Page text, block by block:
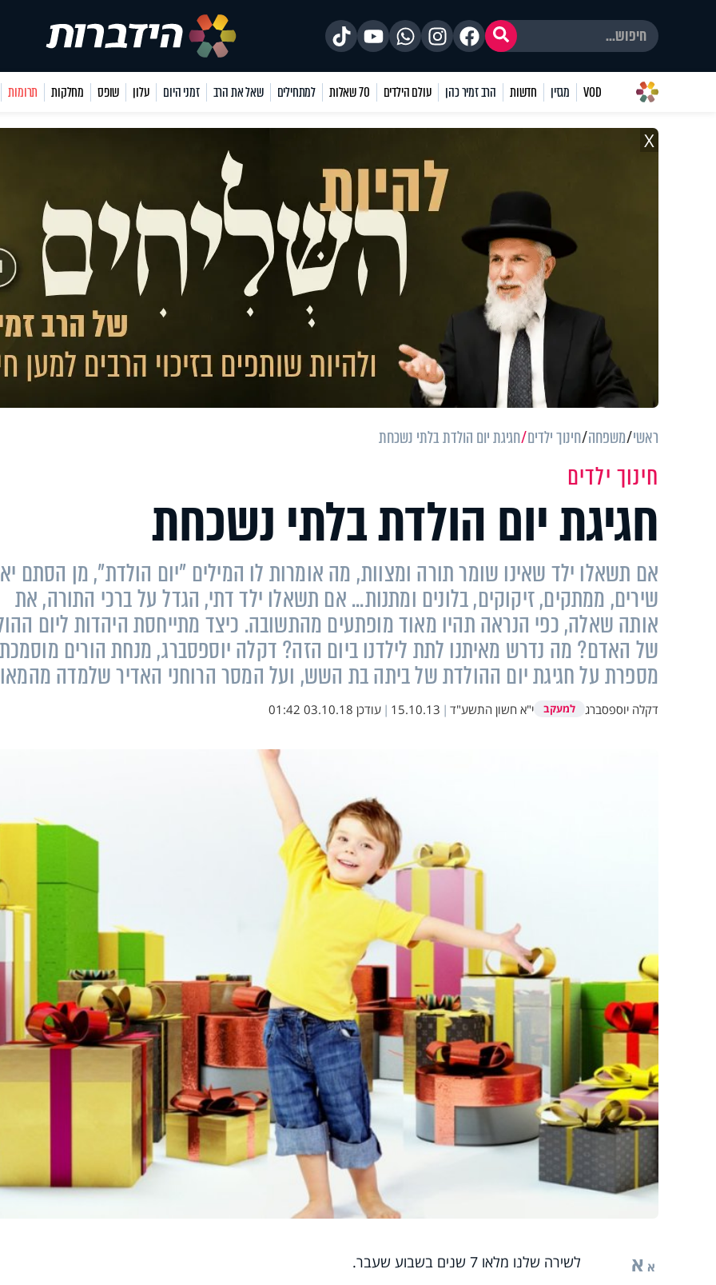
VOD מגזין חדשות הרב זמיר כהן עולם הילדים 70 שאלות למתחילים שאל את הרב זמני היום עלון שופס מחלקות תרומות
X
ראשי משפחה חינוך ילדים חגיגת יום הולדת בלתי נשכחת
חינוך ילדים
חגיגת יום הולדת בלתי נשכחת
אם תשאלו ילד שאינו שומר תורה ומצוות, מה אומרות לו המילים "יום הולדת", מן הסתם
שירים, ממתקים, זיקוקים, בלונים ומתנות... אם תשאלו ילד דתי, הגדל על ברכי התורה, את
אותה שאלה, כפי הנראה תהיו מאוד מופתעים מהתשובה. כיצד מתייחסת היהדות ליום
של האדם? מה נדרש מאיתנו לתת לילדנו ביום הזה? דקלה יוספסברג, מנחת הורים
מספרת על חגיגת יום ההולדת של ביתה בת השש, ועל המסר הרוחני האדיר שלמדה
דקלה יוספסברג למעקב י"א חשון התשע"ד |
15.10.13
| עודכן 03.10.18 01:42
א א
לשירה שלנו מלאו 7 שנים בשבוע שעבר.